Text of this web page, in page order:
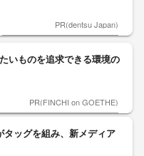
PR(dentsu Japan)
いものを追求できる環境の
PR(FINCHI on GOETHE)
タッグを組み、新メディア